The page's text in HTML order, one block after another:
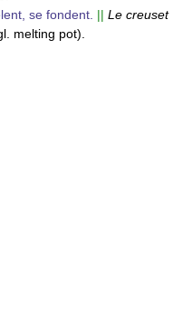
se fondent. || Le creuset
melting pot).